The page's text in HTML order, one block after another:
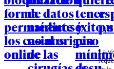
forma
permanente
los casinos
online
de datos
médicos y
no al origen
de las
tener
éxito,
piso
La